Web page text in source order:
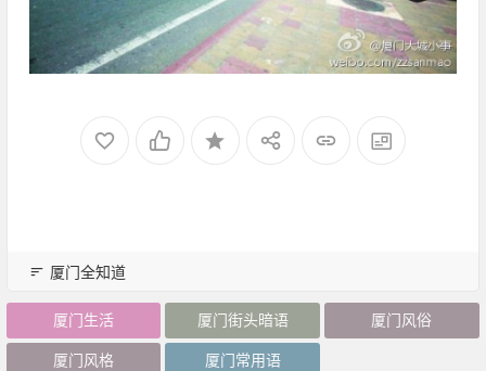
厦门全知道
厦门生活 厦门街头暗语 厦门风俗
厦门风格 厦门常用语